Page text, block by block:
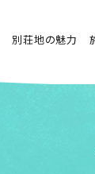
別荘地の魅力